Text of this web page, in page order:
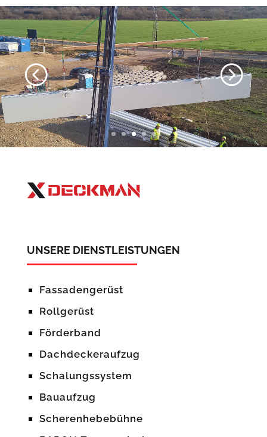
UNSERE DIENSTLEISTUNGEN
Fassadengerüst
Rollgerüst
Förderband
Dachdeckeraufzug
Schalungssystem
Bauaufzug
Scherenhebebühne